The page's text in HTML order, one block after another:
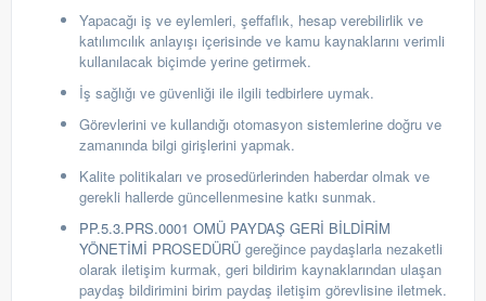
Yapacağı iş ve eylemleri, şeffaflık, hesap verebilirlik ve
katılımcılık anlayışı içerisinde ve kamu kaynaklarını verimli
kullanılacak biçimde yerine getirmek.
İş sağlığı ve güvenliği ile ilgili tedbirlere uymak.
Görevlerini ve kullandığı otomasyon sistemlerine doğru ve
zamanında bilgi girişlerini yapmak.
Kalite politikaları ve prosedürlerinden haberdar olmak ve
gerekli hallerde güncellenmesine katkı sunmak.
PP.5.3.PRS.0001 OMÜ PAYDAŞ GERİ BİLDİRİM
YÖNETİMİ PROSEDÜRÜ gereğince paydaşlarla nezaketli
olarak iletişim kurmak, geri bildirim kaynaklarından ulaşan
paydaş bildirimini birim paydaş iletişim görevlisine iletmek.